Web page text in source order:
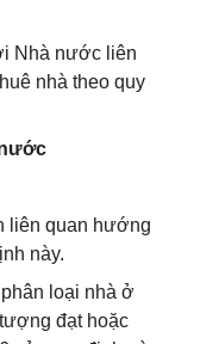
Nhà nước liên
nhà theo quy
liên quan hướng
này.
loại nhà ở
đạt hoặc